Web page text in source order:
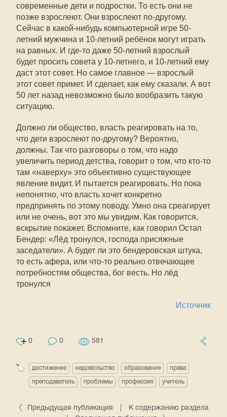
современные дети и подростки. То есть они не
позже взрослеют. Они взрослеют по-другому.
Сейчас в какой-нибудь компьютерной игре 50-
летний мужчина и 10-летний ребёнок могут играть
на равных. И где-то даже 50-летний взрослый
будет просить совета у 10-летнего, и 10-летний ему
даст этот совет. Но самое главное — взрослый
этот совет примет. И сделает, как ему сказали. А вот
50 лет назад невозможно было вообразить такую
ситуацию.
Должно ли общество, власть реагировать на то,
что дети взрослеют по-другому? Вероятно,
должны. Так что разговоры о том, что надо
увеличить период детства, говорит о том, что кто-то
там «наверху» это объективно существующее
явление видит. И пытается реагировать. Но пока
непонятно, что власть хочет конкретно
предпринять по этому поводу. Умно она среагирует
или не очень, вот это мы увидим. Как говорится,
вскрытие покажет. Вспомните, как говорил Остап
Бендер: «Лёд тронулся, господа присяжные
заседатели». А будет ли это бендеровская штука,
то есть афера, или что-то реально отвечающее
потребностям общества, бог весть. Но лёд
тронулся
Источник
0 0 581
достижение недовольство образование права
преподаватель проблемы профессия учитель
Предыдущая публикация
К содержанию раздела